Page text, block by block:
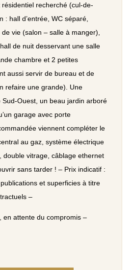
recherché (cul-de-
: hall d’entrée, WC séparé,
vie (salon – salle à manger),
de nuit desservant une salle
chambre et 2 petites
aussi servir de bureau et de
refaire une grande). Une
Ouest, un beau jardin arboré
garage avec porte
viennent compléter le
au gaz, système électrique
double vitrage, câblage ethernet
sans tarder ! – Prix indicatif :
et superficies à titre
–
en attente du compromis –